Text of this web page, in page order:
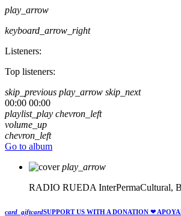
play_arrow
keyboard_arrow_right
Listeners:
Top listeners:
skip_previous play_arrow skip_next
00:00 00:00
playlist_play chevron_left
volume_up
chevron_left
Go to album
play_arrow
RADIO RUEDA InterPermaCultural,
card_giftcardSUPPORT US WITH A DONATION ❤